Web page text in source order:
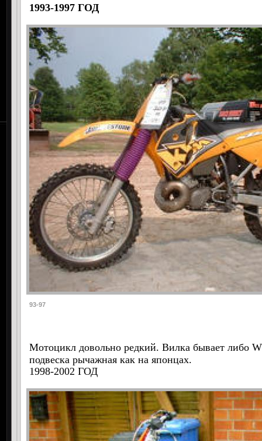
1993-1997 ГОД
93-97
Мотоцикл довольно редкий. Вилка бывает либо
подвеска рычажная как на японцах.
1998-2002 ГОД